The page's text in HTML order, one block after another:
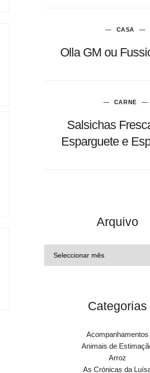
CASA
Olla GM ou
CARNE
Salsichas
Esparguete e
Arquivo
Categorias
Acompanhamentos
Animais de
Arroz
As Crónicas da